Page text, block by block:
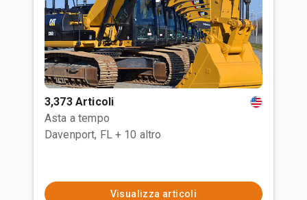
3,373 Articoli
Asta a tempo
Davenport, FL + 10 altro
Visualizza articoli